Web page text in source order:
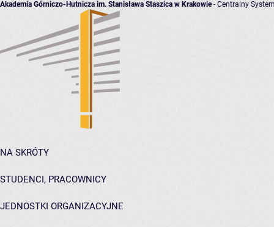
Akademia Górniczo-Hutnicza im. Stanisława Staszica w Krakowie- Centralny
NA SKRÓTY
STUDENCI, PRACOWNICY
JEDNOSTKI ORGANIZACYJNE